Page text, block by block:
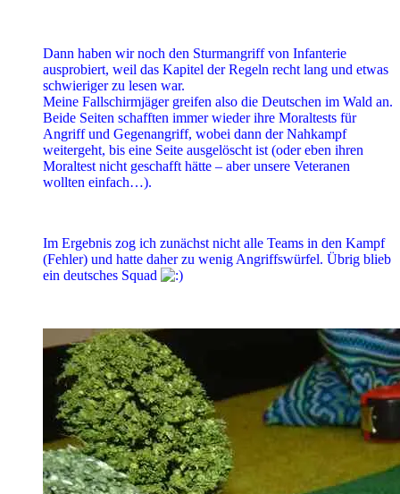
Dann haben wir noch den Sturmangriff von Infanterie
ausprobiert, weil das Kapitel der Regeln recht lang und etwas
schwieriger zu lesen war.
Meine Fallschirmjäger greifen also die Deutschen im Wald an.
Beide Seiten schafften immer wieder ihre Moraltests für
Angriff und Gegenangriff, wobei dann der Nahkampf
weitergeht, bis eine Seite ausgelöscht ist (oder eben ihren
Moraltest nicht geschafft hätte – aber unsere Veteranen
wollten einfach…).
Im Ergebnis zog ich zunächst nicht alle Teams in den Kampf
(Fehler) und hatte daher zu wenig Angriffswürfel. Übrig blieb
ein deutsches Squad